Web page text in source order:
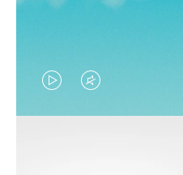
VIDEO
IS
VIDEO
IS